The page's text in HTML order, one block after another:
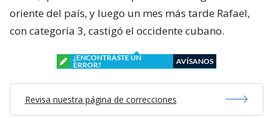
oriente del país, y luego un mes más tarde Rafael,
con categoría 3, castigó el occidente cubano.
¿ENCONTRASTE UN
ERROR?
AVÍSANOS
Revisa nuestra página de correcciones